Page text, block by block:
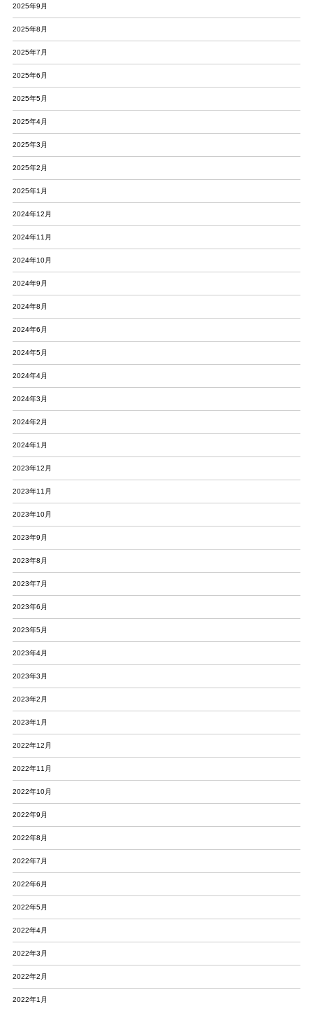
2025年9月
2025年8月
2025年7月
2025年6月
2025年5月
2025年4月
2025年3月
2025年2月
2025年1月
2024年12月
2024年11月
2024年10月
2024年9月
2024年8月
2024年6月
2024年5月
2024年4月
2024年3月
2024年2月
2024年1月
2023年12月
2023年11月
2023年10月
2023年9月
2023年8月
2023年7月
2023年6月
2023年5月
2023年4月
2023年3月
2023年2月
2023年1月
2022年12月
2022年11月
2022年10月
2022年9月
2022年8月
2022年7月
2022年6月
2022年5月
2022年4月
2022年3月
2022年2月
2022年1月